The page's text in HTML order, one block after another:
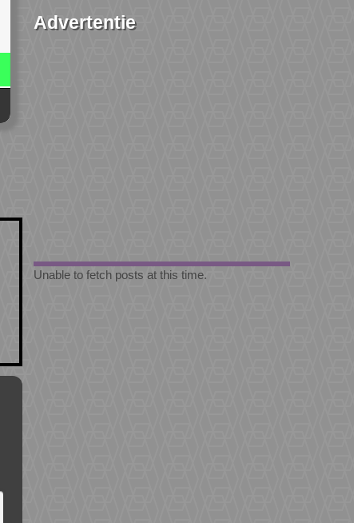
Advertentie
Unable to fetch posts at this time.